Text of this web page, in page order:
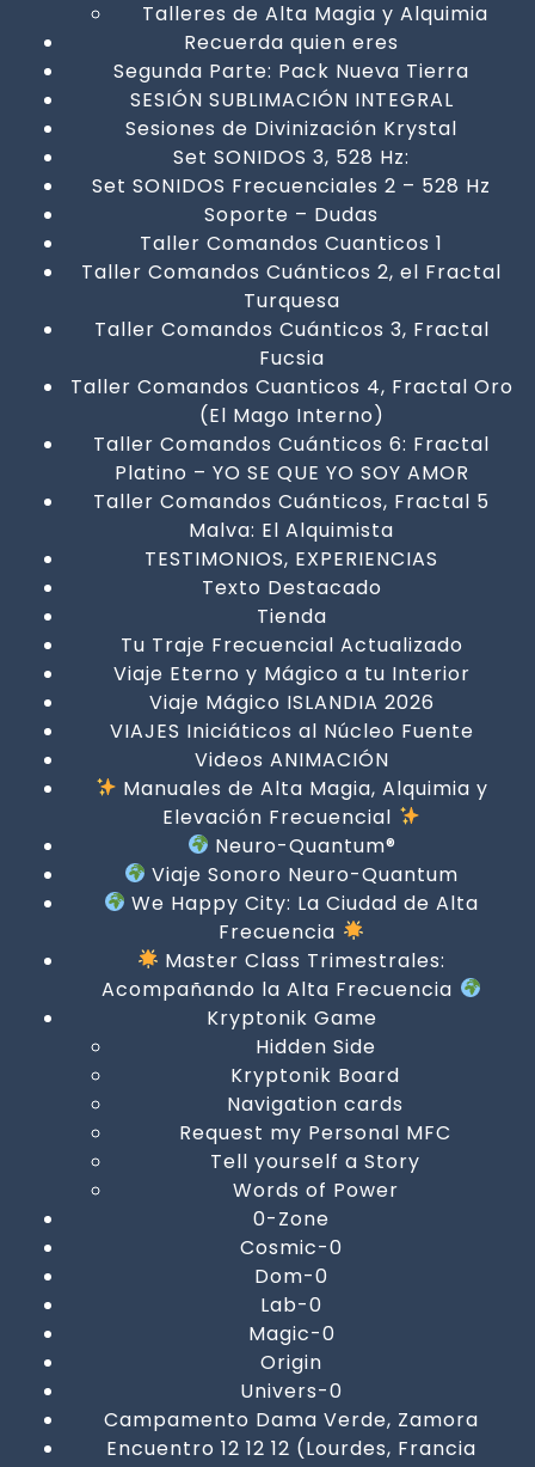
Talleres de Alta Magia y Alquimia
Recuerda quien eres
Segunda Parte: Pack Nueva Tierra
SESIÓN SUBLIMACIÓN INTEGRAL
Sesiones de Divinización Krystal
Set SONIDOS 3, 528 Hz:
Set SONIDOS Frecuenciales 2 – 528 Hz
Soporte – Dudas
Taller Comandos Cuanticos 1
Taller Comandos Cuánticos 2, el Fractal
Turquesa
Taller Comandos Cuánticos 3, Fractal
Fucsia
Taller Comandos Cuanticos 4, Fractal Oro
(El Mago Interno)
Taller Comandos Cuánticos 6: Fractal
Platino – YO SE QUE YO SOY AMOR
Taller Comandos Cuánticos, Fractal 5
Malva: El Alquimista
TESTIMONIOS, EXPERIENCIAS
Texto Destacado
Tienda
Tu Traje Frecuencial Actualizado
Viaje Eterno y Mágico a tu Interior
Viaje Mágico ISLANDIA 2026
VIAJES Iniciáticos al Núcleo Fuente
Videos ANIMACIÓN
Manuales de Alta Magia, Alquimia y
Elevación Frecuencial
Neuro-Quantum®
Viaje Sonoro Neuro-Quantum
We Happy City: La Ciudad de Alta
Frecuencia
Master Class Trimestrales:
Acompañando la Alta Frecuencia
Kryptonik Game
Hidden Side
Kryptonik Board
Navigation cards
Request my Personal MFC
Tell yourself a Story
Words of Power
0-Zone
Cosmic-0
Dom-0
Lab-0
Magic-0
Origin
Univers-0
Campamento Dama Verde, Zamora
Encuentro 12 12 12 (Lourdes, Francia